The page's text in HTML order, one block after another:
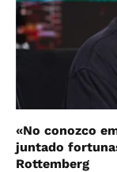
«No conozco
juntado
Rottemberg